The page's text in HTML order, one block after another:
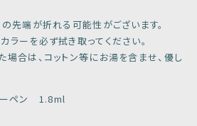
先端が折れる可能性がございます。
ーを必ず拭き取ってください。
合は、コットン等にお湯を含ませ、優し
ーペン 1.8ml